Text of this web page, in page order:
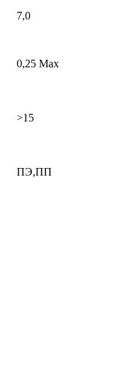
7,0
0,25 Max
>15
ПЭ,ПП